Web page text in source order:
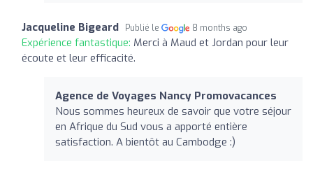
Jacqueline Bigeard Publié le 8 months ago
Expérience fantastique: Merci à Maud et Jordan pour leur
écoute et leur efficacité.
Agence de Voyages Nancy Promovacances
Nous sommes heureux de savoir que votre séjour
en Afrique du Sud vous a apporté entière
satisfaction. A bientôt au Cambodge :)